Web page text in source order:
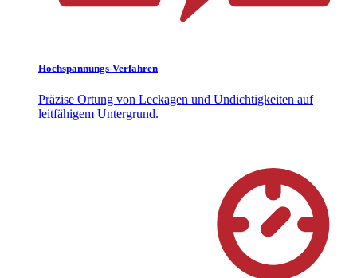
Hochspannungs-Verfahren
Präzise Ortung von Leckagen und Undichtigkeiten auf
leitfähigem Untergrund.